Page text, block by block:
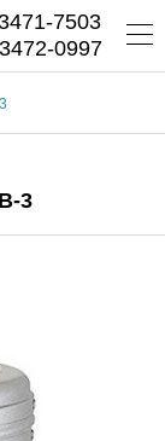
7503
0997
3